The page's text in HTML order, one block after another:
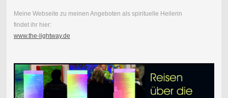
Meine Webseite zu meinen Angeboten als spirituelle Heilerin
findet ihr hier:
www.the-lightway.de